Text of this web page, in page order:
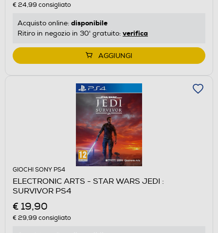
€ 24,99 consigliato
Acquisto online: disponibile
Ritiro in negozio in 30' gratuito: verifica
AGGIUNGI
GIOCHI SONY PS4
ELECTRONIC ARTS - STAR WARS JEDI :
SURVIVOR PS4
€ 19,90
€ 29,99 consigliato